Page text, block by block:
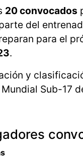
20 convocados
del
para el
.
y
Sub-17